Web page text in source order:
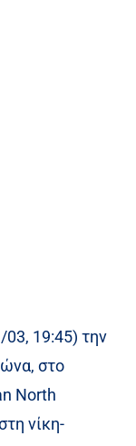
19:45) την
στο
North
νίκη-